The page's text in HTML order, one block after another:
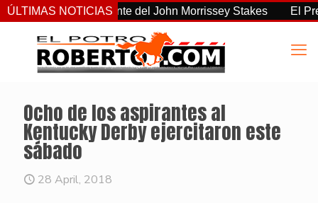
ÚLTIMAS NOTICIAS
más consistente del John Morrissey Stakes El
Ocho de los aspirantes al
Kentucky Derby ejercitaron este
sábado
28 April, 2018